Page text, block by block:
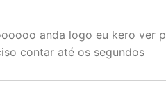
anda logo eu kero ver
contar até os segundos